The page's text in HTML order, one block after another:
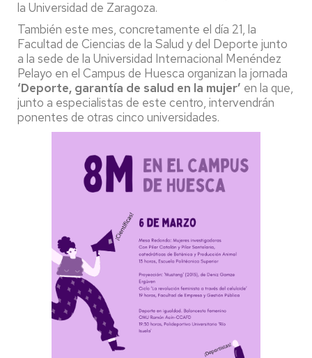
la Universidad de Zaragoza.
También este mes, concretamente el día 21, la
Facultad de Ciencias de la Salud y del Deporte junto
a la sede de la Universidad Internacional Menéndez
Pelayo en el Campus de Huesca organizan la jornada
‘Deporte, garantía de salud en la mujer’ en la que,
junto a especialistas de este centro, intervendrán
ponentes de otras cinco universidades.